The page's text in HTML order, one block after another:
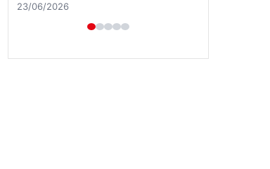
26/05/2026